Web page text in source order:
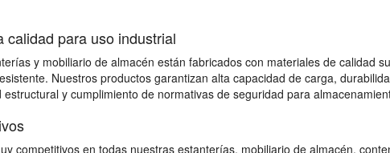
calidad para uso industrial
y mobiliario de almacén están fabricados con materiales de calidad
Nuestros productos garantizan alta capacidad de carga,
y cumplimiento de normativas de seguridad para
competitivos en todas nuestras estanterías, mobiliario de almacén,